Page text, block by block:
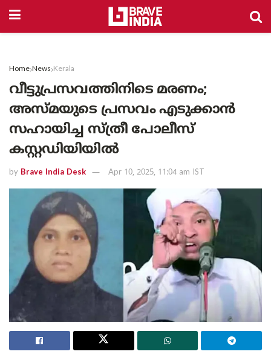
Home News Kerala
വീട്ടുപ്രസവത്തിനിടെ മരണം;
അസ്മയുടെ പ്രസവം എടുക്കാൻ
സഹായിച്ച സ്ത്രീ പോലീസ്
കസ്റ്റഡിയിയിൽ
by Brave India Desk Apr 10, 2025, 11:04 am IST